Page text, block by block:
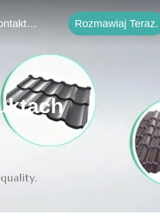
Skontaktuj Się Z Nami Rozmawiaj Teraz.